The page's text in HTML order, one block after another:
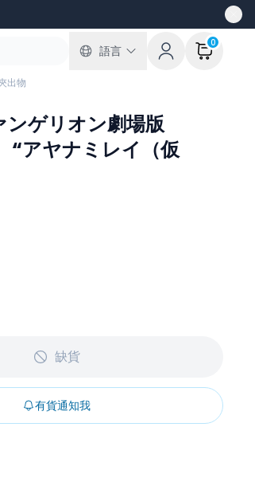
語言
0
出物
ンゲリオン劇場版
アヤナミレイ（仮
缺貨
有貨通知我